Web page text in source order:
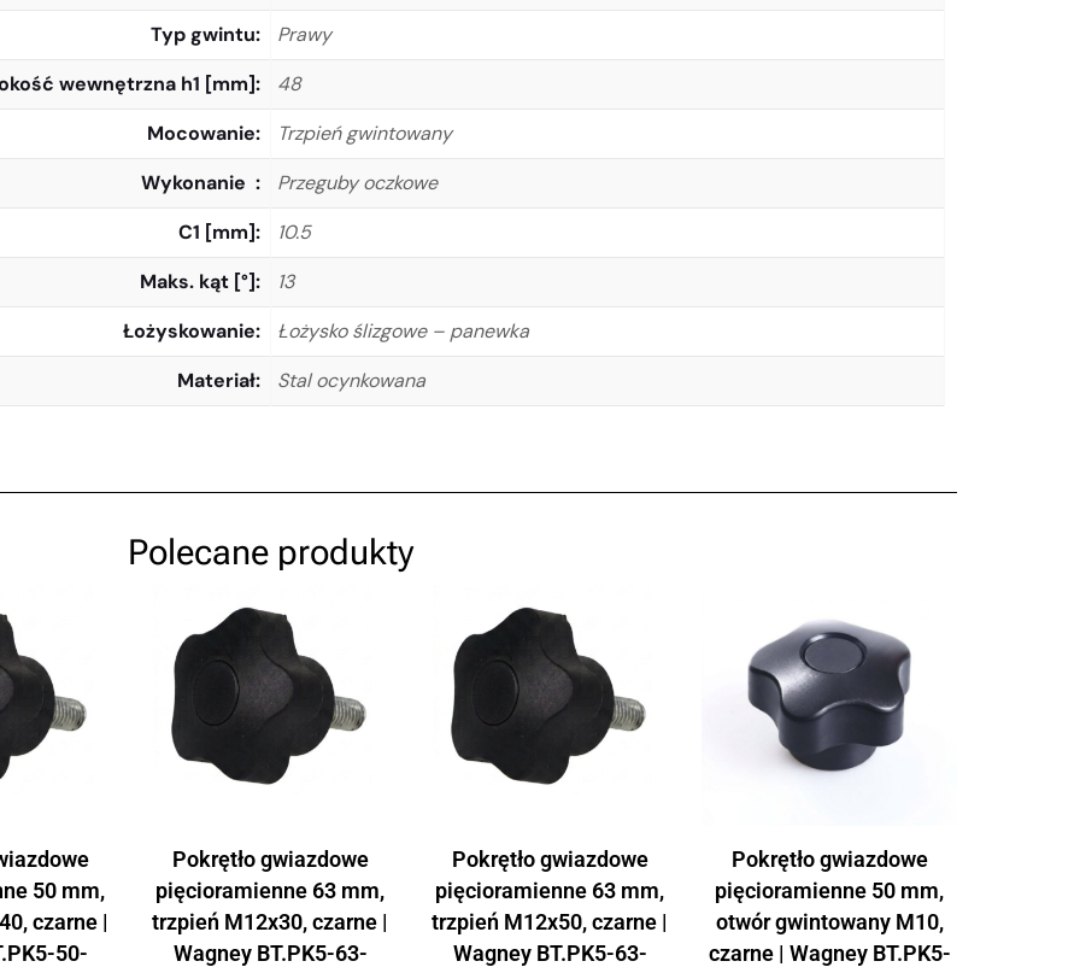
Typ gwintu
Prawy
wewnętrzna h1 [mm]
48
Mocowanie
Trzpień gwintowany
Wykonanie
Przeguby oczkowe
C1 [mm]
10.5
Maks. kąt [°]
13
Łożyskowanie
Łożysko ślizgowe – panewka
Materiał
Stal ocynkowana
Polecane produkty
50 mm,
czarne |
50-
Pokrętło gwiazdowe
pięcioramienne 63 mm,
trzpień M12x30, czarne |
Wagney BT.PK5-63-
Pokrętło gwiazdowe
pięcioramienne 63 mm,
trzpień M12x50, czarne |
Wagney BT.PK5-63-
Pokrętło gwiazdowe
pięcioramienne 50 mm,
otwór gwintowany M10,
czarne | Wagney BT.PK5-